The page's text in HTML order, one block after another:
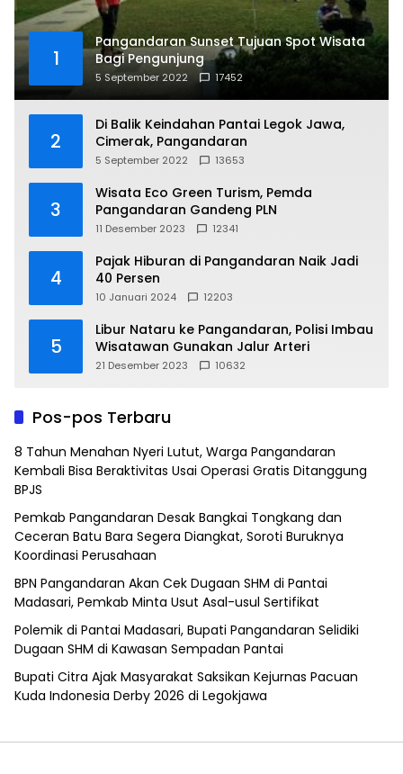
1
Pangandaran Sunset Tujuan Spot Wisata
Bagi Pengunjung
5 September 2022 17452
2
Di Balik Keindahan Pantai Legok Jawa,
Cimerak, Pangandaran
5 September 2022 13653
3
Wisata Eco Green Turism, Pemda
Pangandaran Gandeng PLN
11 Desember 2023 12341
4
Pajak Hiburan di Pangandaran Naik Jadi
40 Persen
10 Januari 2024 12203
5
Libur Nataru ke Pangandaran, Polisi Imbau
Wisatawan Gunakan Jalur Arteri
21 Desember 2023 10632
Pos-pos Terbaru
8 Tahun Menahan Nyeri Lutut, Warga Pangandaran
Kembali Bisa Beraktivitas Usai Operasi Gratis Ditanggung
BPJS
Pemkab Pangandaran Desak Bangkai Tongkang dan
Ceceran Batu Bara Segera Diangkat, Soroti Buruknya
Koordinasi Perusahaan
BPN Pangandaran Akan Cek Dugaan SHM di Pantai
Madasari, Pemkab Minta Usut Asal-usul Sertifikat
Polemik di Pantai Madasari, Bupati Pangandaran Selidiki
Dugaan SHM di Kawasan Sempadan Pantai
Bupati Citra Ajak Masyarakat Saksikan Kejurnas Pacuan
Kuda Indonesia Derby 2026 di Legokjawa